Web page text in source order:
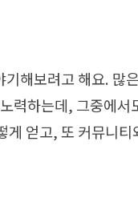
해보려고 해요. 많
력하는데, 그중에서
얻고, 또 커뮤니